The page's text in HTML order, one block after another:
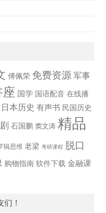
傅佩荣 免费资源 军事
座 国学 国语配音 在线播
日本历史 有声书 民国历史
石国鹏 窦文涛 精品
辑思维 老梁 考研课程
脱口
购物指南 软件下载 金融课
！